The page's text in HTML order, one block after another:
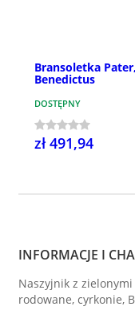
Bransoletka
Benedictus
DOSTĘPNY
zł 491,94
INFORMACJE I
Naszyjnik z
rodowane, cyrkonie,